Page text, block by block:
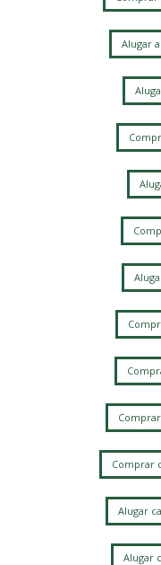
Alugar
Comprar
Alugar
Alugar